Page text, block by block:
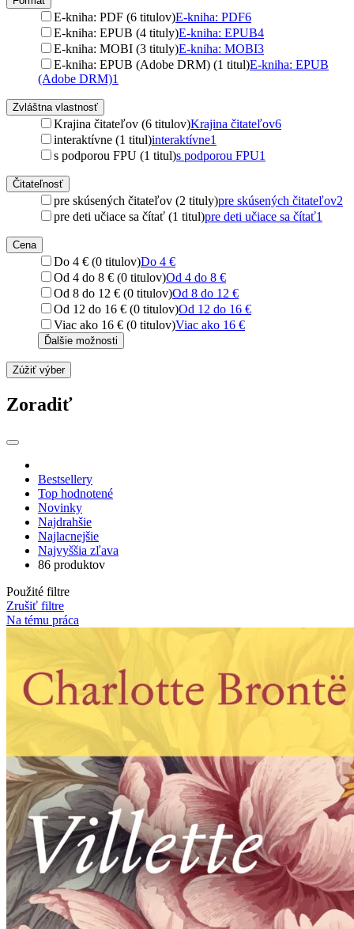
E-kniha: PDF (6 titulov)E-kniha: PDF6
E-kniha: EPUB (4 tituly)E-kniha: EPUB4
E-kniha: MOBI (3 tituly)E-kniha: MOBI3
E-kniha: EPUB (Adobe DRM) (1 titul)E-kniha: EPUB
(Adobe DRM)1
Zvláštna vlastnosť
Krajina čitateľov (6 titulov)Krajina čitateľov6
interaktívne (1 titul)interaktívne1
s podporou FPU (1 titul)s podporou FPU1
Čitateľnosť
pre skúsených čitateľov (2 tituly)pre skúsených čitateľov2
pre deti učiace sa čítať (1 titul)pre deti učiace sa čítať1
Cena
Do 4 € (0 titulov)Do 4 €
Od 4 do 8 € (0 titulov)Od 4 do 8 €
Od 8 do 12 € (0 titulov)Od 8 do 12 €
Od 12 do 16 € (0 titulov)Od 12 do 16 €
Viac ako 16 € (0 titulov)Viac ako 16 €
Ďalšie možnosti
Zúžiť výber
Zoradiť
Bestsellery
Top hodnotené
Novinky
Najdrahšie
Najlacnejšie
Najvyššia zľava
86 produktov
Použité filtre
Zrušiť filtre
Na tému práca